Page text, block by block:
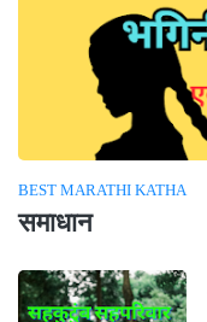
BEST MARATHI KATHA
समाधान